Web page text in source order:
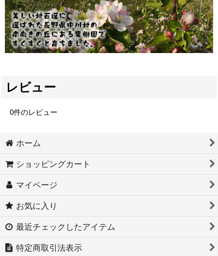
レビュー
0件のレビュー
ホーム
ショッピングカート
マイページ
お気に入り
最近チェックしたアイテム
特定商取引法表示